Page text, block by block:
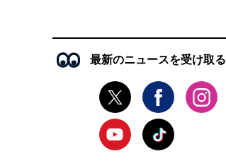
最新のニュースを受け取る